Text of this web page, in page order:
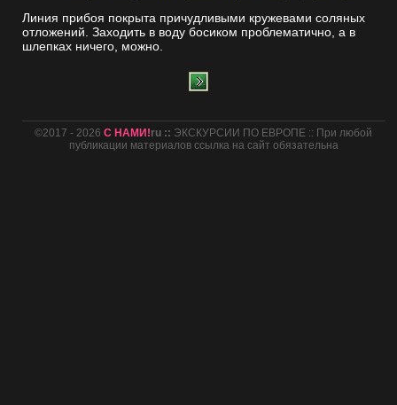
Линия прибоя покрыта причудливыми кружевами соляных
отложений. Заходить в воду босиком проблематично, а в
шлепках ничего, можно.
©2017 - 2026С НАМИ!ru :: ЭКСКУРСИИ ПО ЕВРОПЕ :: При любой
публикации материалов ссылка на сайт обязательна